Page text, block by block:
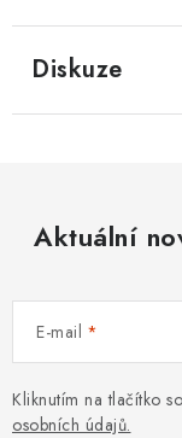
Diskuze
Aktuální
E-mail
Kliknutím na tlačítko
osobních údajů.